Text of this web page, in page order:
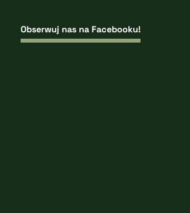
Obserwuj nas na Facebooku!